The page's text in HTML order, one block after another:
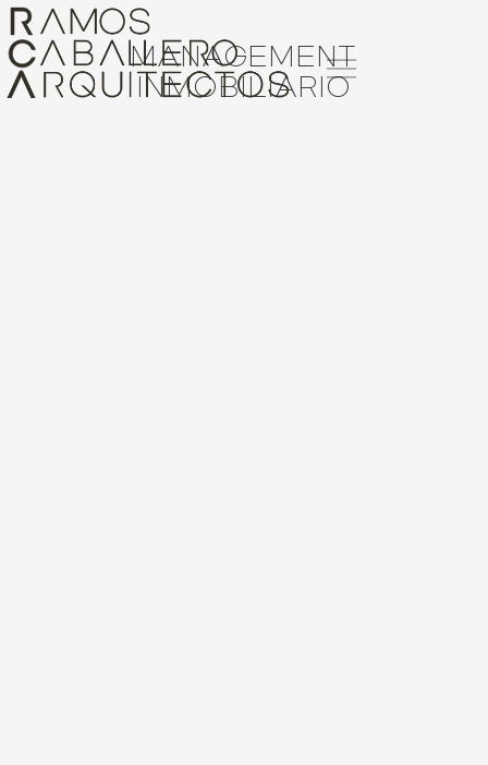
MANAGEMENT
INMOBILIARIO